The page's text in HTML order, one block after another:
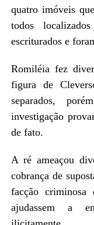
quatro imóveis
todos
escriturados e
Romiléia fez
figura de
separados,
investigação
de fato.
A ré ameaçou
cobrança de
facção
ajudassem a